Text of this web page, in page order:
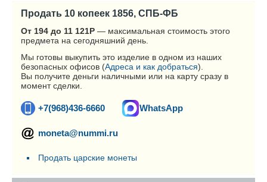
Продать 10 копеек 1856, СПБ-ФБ
От 194 до 11 121Р — максимальная стоимость этого
предмета на сегодняшний день.
Мы готовы выкупить это изделие в одном из наших
безопасных офисов (Адреса и как добраться).
Вы получите деньги наличными или на карту сразу в
момент сделки.
+7(968)436-6660 WhatsApp
moneta@nummi.ru
Продать царские монеты